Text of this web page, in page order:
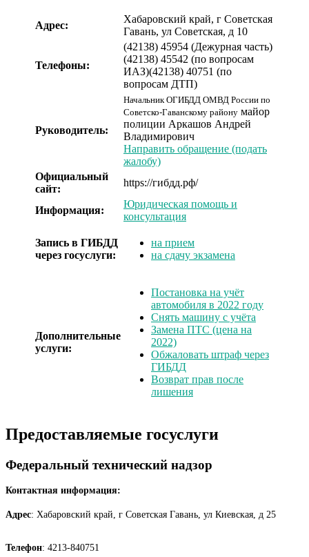
Адрес:
Хабаровский край, г Советская
Гавань, ул Советская, д 10
Телефоны:
(42138) 45954 (Дежурная часть)
(42138) 45542 (по вопросам
ИАЗ)(42138) 40751 (по
вопросам ДТП)
Руководитель:
Начальник ОГИБДД ОМВД России по
Советско-Гаванскому району майор
полиции Аркашов Андрей
Владимирович
Направить обращение (подать
жалобу)
Официальный
сайт:
https://гибдд.рф/
Информация:
Юридическая помощь и
консультация
Запись в ГИБДД
через госуслуги:
на прием
на сдачу экзамена
Дополнительные
услуги:
Постановка на учёт
автомобиля в 2022 году
Снять машину с учёта
Замена ПТС (цена на
2022)
Обжаловать штраф через
ГИБДД
Возврат прав после
лишения
Предоставляемые госуслуги
Федеральный технический надзор
Контактная информация:
Адрес: Хабаровский край, г Советская Гавань, ул Киевская, д 25
Телефон: 4213-840751